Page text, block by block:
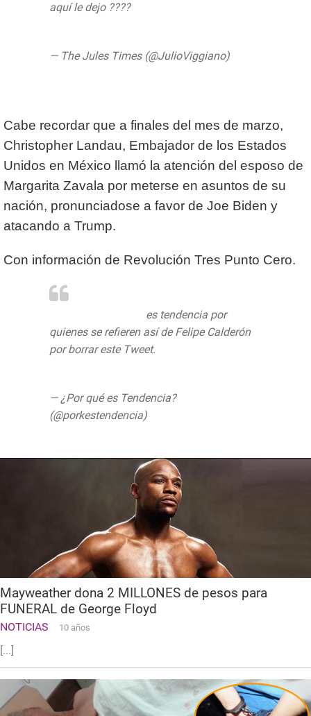
aquí le dejo ????
— The Jules Times (@JulioViggiano)
Cabe recordar que a finales del mes de marzo,
Christopher Landau, Embajador de los Estados
Unidos en México llamó la atención del esposo de
Margarita Zavala por meterse en asuntos de su
nación, pronunciadose a favor de Joe Biden y
atacando a Trump.
Con información de Revolución Tres Punto Cero.
es tendencia por
quienes se refieren así de Felipe Calderón
por borrar este Tweet.
— ¿Por qué es Tendencia?
(@porkestendencia)
Mayweather dona 2 MILLONES de pesos para
FUNERAL de George Floyd
NOTICIAS 10 años
[...]